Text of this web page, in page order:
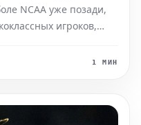
NCAA уже позади,
игроков,
1 МИН